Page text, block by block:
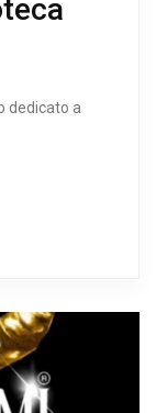
dedicato a